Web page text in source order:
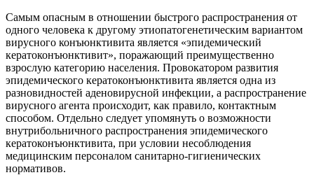
Самым опасным в отношении быстрого распространения от
одного человека к другому этиопатогенетическим вариантом
вирусного конъюнктивита является «эпидемический
кератоконъюнктивит», поражающий преимущественно
взрослую категорию населения. Провокатором развития
эпидемического кератоконъюнктивита является одна из
разновидностей аденовирусной инфекции, а распространение
вирусного агента происходит, как правило, контактным
способом. Отдельно следует упомянуть о возможности
внутрибольничного распространения эпидемического
кератоконъюнктивита, при условии несоблюдения
медицинским персоналом санитарно-гигиенических
нормативов.